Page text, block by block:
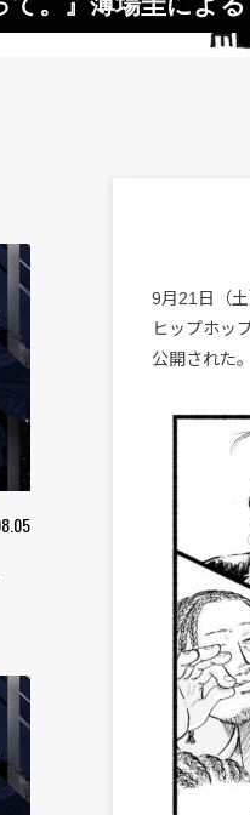
9月21日（
ヒップホッ
公開された。